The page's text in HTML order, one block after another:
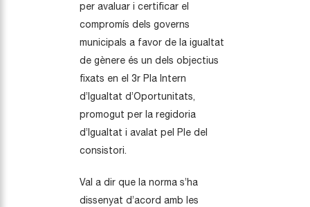
per avaluar i certificar el
compromís dels governs
municipals a favor de la igualtat
de gènere és un dels objectius
fixats en el 3r Pla Intern
d’Igualtat d’Oportunitats,
promogut per la regidoria
d’Igualtat i avalat pel Ple del
consistori.
Val a dir que la norma s’ha
dissenyat d’acord amb les